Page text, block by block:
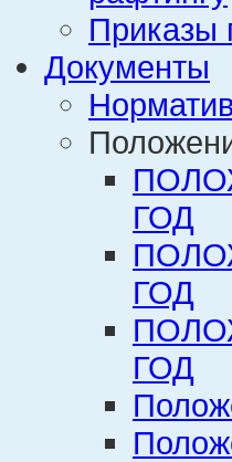
Приказы
Документы
ГОД
ГОД
ГОД